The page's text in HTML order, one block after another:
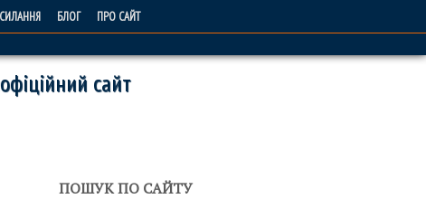
БЛОГ ПРО САЙТ
сайт
ПОШУК ПО САЙТУ